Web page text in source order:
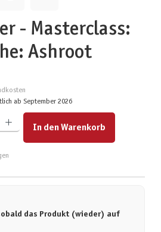
- Masterclass:
Ashroot
ab September 2026
Wert ein oder benutze die Schaltflächen um die Anzahl zu
In den Warenkorb
das Produkt (wieder) auf